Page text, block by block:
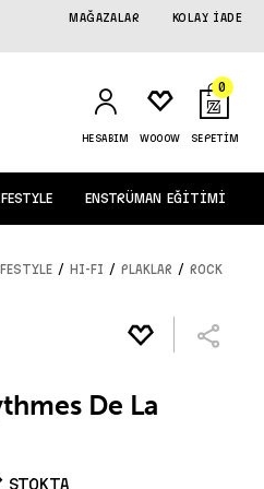
KOLAY İADE
MAĞAZALAR
HESABIM WOOOW
0
SEPETİM
ENSTRÜMAN EĞİTİMİ
/ HI-FI / PLAKLAR / ROCK
De La
STOKTA